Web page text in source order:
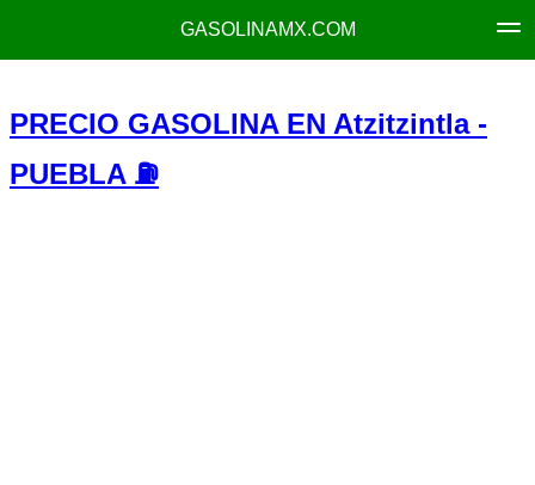
GASOLINAMX.COM
PRECIO GASOLINA EN Atzitzintla -
PUEBLA ⛽